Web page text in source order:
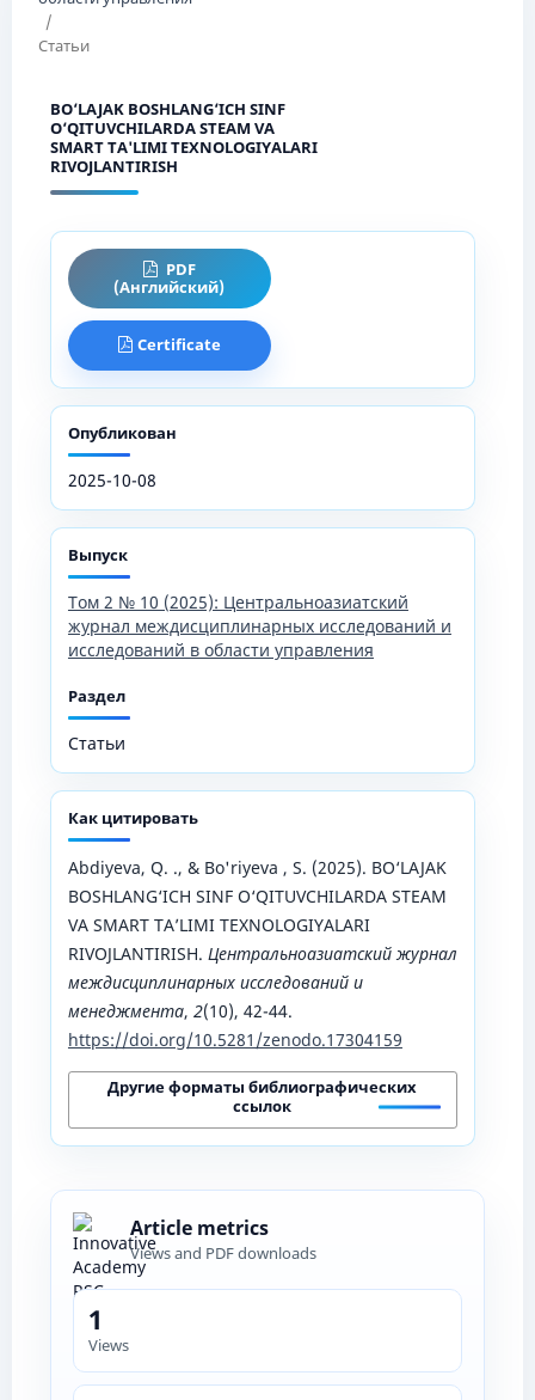
/
Статьи
BO‘LAJAK BOSHLANG‘ICH SINF
O‘QITUVCHILARDA STEAM VA
SMART TA'LIMI TEXNOLOGIYALARI
RIVOJLANTIRISH
PDF
(Английский)
Certificate
Опубликован
2025-10-08
Выпуск
Том 2 № 10 (2025): Центральноазиатский
журнал междисциплинарных исследований и
исследований в области управления
Раздел
Статьи
Как цитировать
Abdiyeva, Q. ., & Bo'riyeva , S. (2025). BO‘LAJAK
BOSHLANG‘ICH SINF O‘QITUVCHILARDA STEAM
VA SMART TA’LIMI TEXNOLOGIYALARI
RIVOJLANTIRISH. Центральноазиатский журнал
междисциплинарных исследований и
менеджмента, 2(10), 42-44.
https://doi.org/10.5281/zenodo.17304159
Другие форматы библиографических
ссылок
Article metrics
Views and PDF downloads
1
Views